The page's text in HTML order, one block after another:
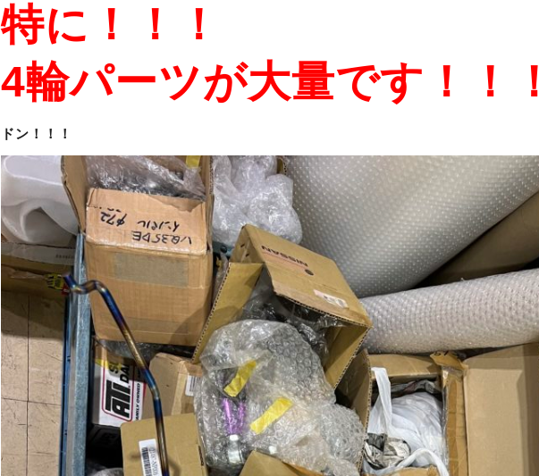
特に！！！
4輪パーツが大量です！！！
ドン！！！